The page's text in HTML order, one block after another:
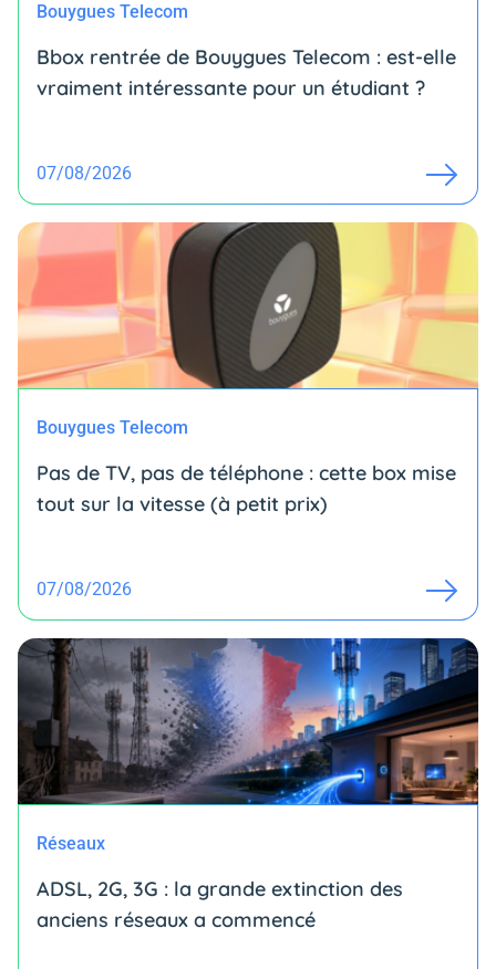
Bouygues Telecom
Bbox rentrée de Bouygues Telecom : est-elle
vraiment intéressante pour un étudiant ?
07/08/2026
Bouygues Telecom
Pas de TV, pas de téléphone : cette box mise
tout sur la vitesse (à petit prix)
07/08/2026
Réseaux
ADSL, 2G, 3G : la grande extinction des
anciens réseaux a commencé